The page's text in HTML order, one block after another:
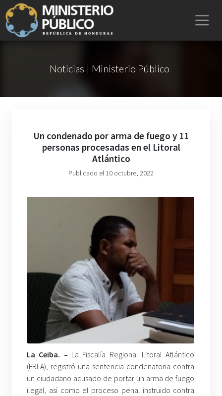
Noticias | Ministerio Público
Un condenado por arma de fuego y 11
personas procesadas en el Litoral
Atlántico
Publicado el 10 octubre, 2022
La Ceiba. – La Fiscalía Regional Litoral Atlántico
(FRLA), registró una sentencia condenatoria contra
un ciudadano acusado de portar un arma de fuego
ilegal, así como el proceso penal instruido contra